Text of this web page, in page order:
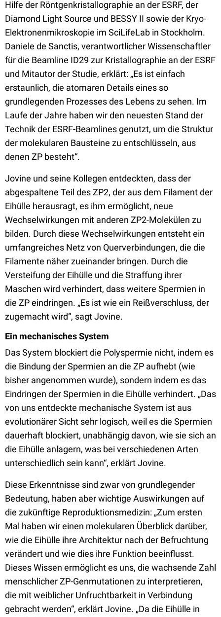
Hilfe der Röntgenkristallographie an der ESRF, der
Diamond Light Source und BESSY II sowie der Kryo-
Elektronenmikroskopie im SciLifeLab in Stockholm.
Daniele de Sanctis, verantwortlicher Wissenschaftler
für die Beamline ID29 zur Kristallographie an der ESRF
und Mitautor der Studie, erklärt: „Es ist einfach
erstaunlich, die atomaren Details eines so
grundlegenden Prozesses des Lebens zu sehen. Im
Laufe der Jahre haben wir den neuesten Stand der
Technik der ESRF-Beamlines genutzt, um die Struktur
der molekularen Bausteine zu entschlüsseln, aus
denen ZP besteht“.
Jovine und seine Kollegen entdeckten, dass der
abgespaltene Teil des ZP2, der aus dem Filament der
Eihülle herausragt, es ihm ermöglicht, neue
Wechselwirkungen mit anderen ZP2-Molekülen zu
bilden. Durch diese Wechselwirkungen entsteht ein
umfangreiches Netz von Querverbindungen, die die
Filamente näher zueinander bringen. Durch die
Versteifung der Eihülle und die Straffung ihrer
Maschen wird verhindert, dass weitere Spermien in
die ZP eindringen. „Es ist wie ein Reißverschluss, der
zugemacht wird“, sagt Jovine.
Ein mechanisches System
Das System blockiert die Polyspermie nicht, indem es
die Bindung der Spermien an die ZP aufhebt (wie
bisher angenommen wurde), sondern indem es das
Eindringen der Spermien in die Eihülle verhindert. „Das
von uns entdeckte mechanische System ist aus
evolutionärer Sicht sehr logisch, weil es die Spermien
dauerhaft blockiert, unabhängig davon, wie sie sich an
die Eihülle anlagern, was bei verschiedenen Arten
unterschiedlich sein kann“, erklärt Jovine.
Diese Erkenntnisse sind zwar von grundlegender
Bedeutung, haben aber wichtige Auswirkungen auf
die zukünftige Reproduktionsmedizin: „Zum ersten
Mal haben wir einen molekularen Überblick darüber,
wie die Eihülle ihre Architektur nach der Befruchtung
verändert und wie dies ihre Funktion beeinflusst.
Dieses Wissen ermöglicht es uns, die wachsende Zahl
menschlicher ZP-Genmutationen zu interpretieren,
die mit weiblicher Unfruchtbarkeit in Verbindung
gebracht werden“, erklärt Jovine. „Da die Eihülle in